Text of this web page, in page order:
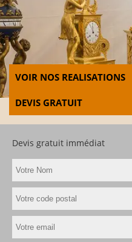
VOIR NOS REALISATIONS
DEVIS GRATUIT
Devis gratuit immédiat